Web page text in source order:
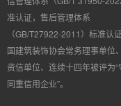
准认证，售后管理体系
（GB/T27922-2011）标准认
国建筑装饰协会常务理事单位
资信单位、连续十四年被评为“
同重信用企业”。